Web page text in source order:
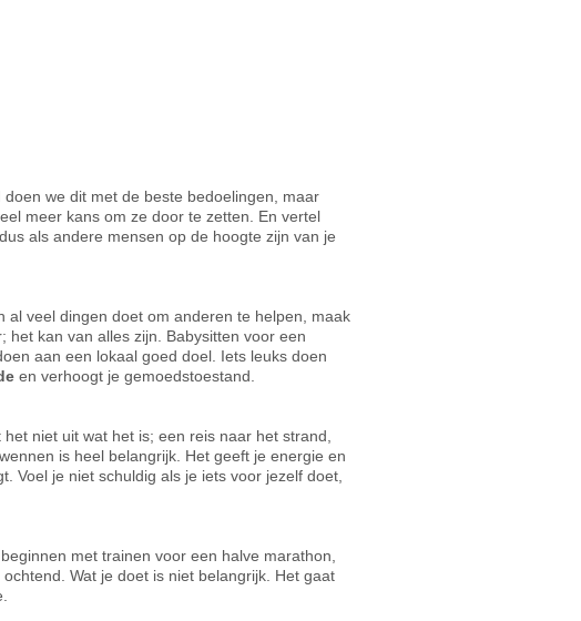
we dit met de beste bedoelingen, maar
meer kans om ze door te zetten. En vertel
als andere mensen op de hoogte zijn van je
al veel dingen doet om anderen te helpen, maak
het kan van alles zijn. Babysitten voor een
aan een lokaal goed doel. Iets leuks doen
en verhoogt je gemoedstoestand.
niet uit wat het is; een reis naar het strand,
is heel belangrijk. Het geeft je energie en
Voel je niet schuldig als je iets voor jezelf doet,
beginnen met trainen voor een halve marathon,
Wat je doet is niet belangrijk. Het gaat